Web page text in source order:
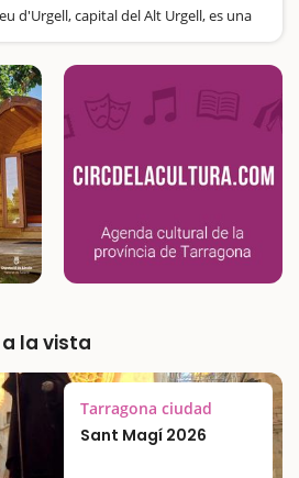
d'Urgell, capital del Alt Urgell, es una
la posibilidad de seguir tres
diferentes con una audioguía para
cómo era y cómo es…
la vista
Tarragona ciudad
Sant Magí 2026